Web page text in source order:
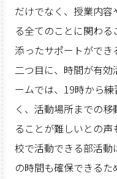
だけでなく、授業内
る全てのことに関わ
添ったサポートができ
二つ目に、時間が有
ームでは、19時から
く、活動場所までの
ることが難しいとの
校で活動できる部活
の時間も確保できる